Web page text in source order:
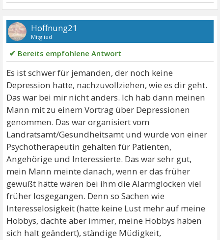
Hoffnung21
Mitglied
✔ Bereits empfohlene Antwort
Es ist schwer für jemanden, der noch keine
Depression hatte, nachzuvollziehen, wie es dir geht.
Das war bei mir nicht anders. Ich hab dann meinen
Mann mit zu einem Vortrag über Depressionen
genommen. Das war organisiert vom
Landratsamt/Gesundheitsamt und wurde von einer
Psychotherapeutin gehalten für Patienten,
Angehörige und Interessierte. Das war sehr gut,
mein Mann meinte danach, wenn er das früher
gewußt hätte wären bei ihm die Alarmglocken viel
früher losgegangen. Denn so Sachen wie
Interesselosigkeit (hatte keine Lust mehr auf meine
Hobbys, dachte aber immer, meine Hobbys haben
sich halt geändert), ständige Müdigkeit,